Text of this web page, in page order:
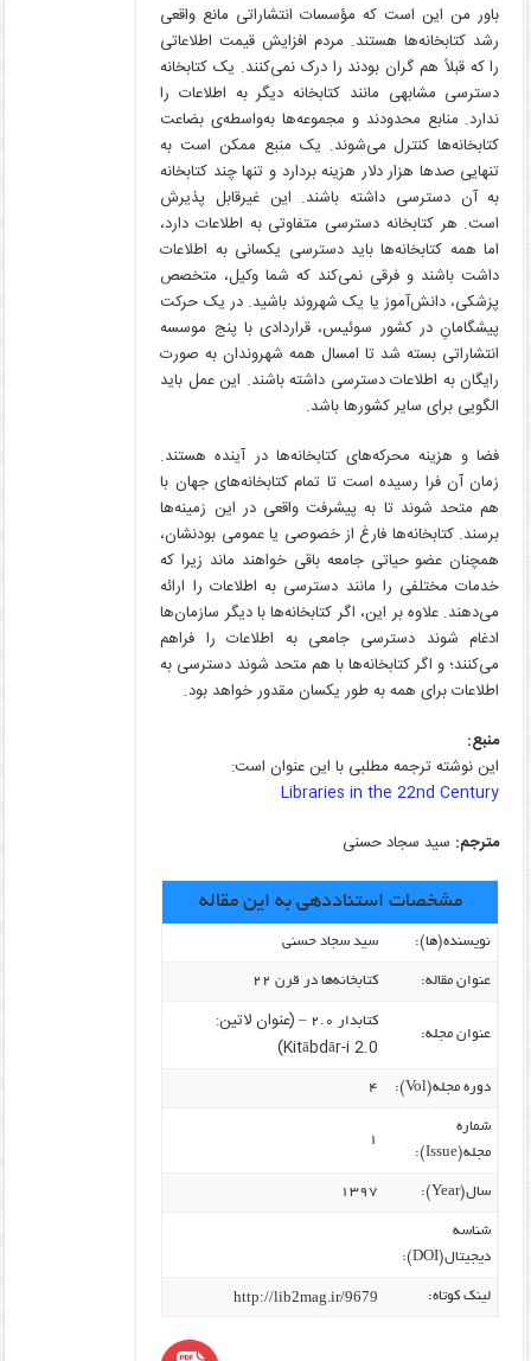
باور من این است که مؤسسات انتشاراتی مانع واقعی
رشد کتابخانه‌ها هستند. مردم افزایش قیمت اطلاعاتی
را که قبلاً هم گران بودند را درک نمی‌کنند. یک کتابخانه
دسترسی مشابهی مانند کتابخانه دیگر به اطلاعات را
ندارد. منابع محدودند و مجموعه‌ها به‌واسطه‌ی بضاعت
کتابخانه‌ها کنترل می‌شوند. یک منبع ممکن است به
تنهایی صدها هزار دلار هزینه بردارد و تنها چند کتابخانه
به آن دسترسی داشته باشند. این غیرقابل پذیرش
است. هر کتابخانه دسترسی متفاوتی به اطلاعات دارد،
اما همه کتابخانه‌ها باید دسترسی یکسانی به اطلاعات
داشت باشند و فرقی نمی‌کند که شما وکیل، متخصص
پزشکی، دانش‌آموز یا یک شهروند باشید. در یک حرکت
پیشگامانِ در کشور سوئیس، قراردادی با پنج موسسه
انتشاراتی بسته شد تا امسال همه شهروندان به صورت
رایگان به اطلاعات دسترسی داشته باشند. این عمل باید
الگویی برای سایر کشورها باشد.
فضا و هزینه محرکه‌های کتابخانه‌ها در آینده هستند.
زمان آن فرا رسیده است تا تمام کتابخانه‌های جهان با
هم متحد شوند تا به پیشرفت واقعی در این زمینه‌ها
برسند. کتابخانه‌ها فارغ از خصوصی یا عمومی بودنشان،
همچنان عضو حیاتی جامعه باقی خواهند ماند زیرا که
خدمات مختلفی را مانند دسترسی به اطلاعات را ارائه
می‌دهند. علاوه بر این، اگر کتابخانه‌ها با دیگر سازمان‌ها
ادغام شوند دسترسی جامعی به اطلاعات را فراهم
می‌کنند؛ و اگر کتابخانه‌ها با هم متحد شوند دسترسی به
اطلاعات برای همه به طور یکسان مقدور خواهد بود.
منبع:
این نوشته ترجمه مطلبی با این عنوان است:
Libraries in the 22nd Century
مترجم: سید سجاد حسنی
مشخصات استناددهی به این مقاله
نویسنده‌(ها): سید سجاد حسنی
عنوان مقاله: کتابخانه‌ها در قرن ۲۲
عنوان مجله:
کتابدار ۲.۰ –
(عنوان لاتین:
Kitābdār-i 2.0)
دوره مجله(Vol): ۴
شماره
مجله(Issue):
۱
سال(Year): ۱۳۹۷
شناسه
دیجیتال(DOI):
لینک کوتاه: http://lib2mag.ir/9679